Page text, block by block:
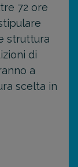
72 ore
struttura
di
a
scelta in